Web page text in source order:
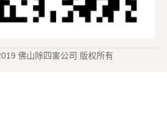
佛山除四害公司 版权所有